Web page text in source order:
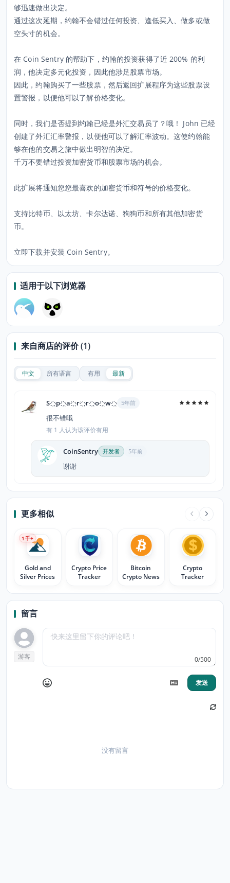
够迅速做出决定。
通过这次延期，约翰不会错过任何投资、逢低买入、做多或做
空头寸的机会。
在 Coin Sentry 的帮助下，约翰的投资获得了近 200% 的利
润，他决定多元化投资，因此他涉足股票市场。
因此，约翰购买了一些股票，然后返回扩展程序为这些股票设
置警报，以便他可以了解价格变化。
同时，我们是否提到约翰已经是外汇交易员了？哦！ John 已经
创建了外汇汇率警报，以便他可以了解汇率波动。这使约翰能
够在他的交易之旅中做出明智的决定。
千万不要错过投资加密货币和股票市场的机会。
此扩展将通知您您最喜欢的加密货币和符号的价格变化。
支持比特币、以太坊、卡尔达诺、狗狗币和所有其他加密货
币。
立即下载并安装 Coin Sentry。
适用于以下浏览器
来自商店的评价 (1)
中文 所有语言 有用 最新
S҉p҉a҉r҉r҉o҉w҉ 5年前
很不错哦
有 1 人认为该评价有用
CoinSentry 开发者 5年前
谢谢
更多相似
Gold and
Silver Prices
1 千+
Crypto Price
Tracker
Bitcoin
Crypto News
Crypto
Tracker
留言
游客 0/500
发送
没有留言